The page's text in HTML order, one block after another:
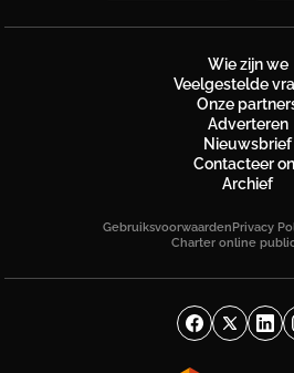
Wie zijn we
Veelgestelde
Onze
Adverteren
Nieuwsbrief
Contacteer
Archief
GebruiksvoorwaardenPrivacy
Charter online